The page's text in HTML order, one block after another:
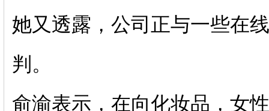
她又透露，公司正与一些在
判。
俞渝表示，在向化妆品，女